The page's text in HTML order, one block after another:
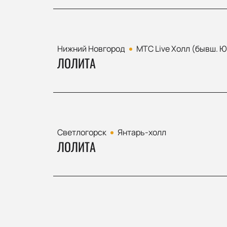
Нижний Новгород МТС Live Холл (бывш.
ЛОЛИТА
Светлогорск Янтарь-холл
ЛОЛИТА